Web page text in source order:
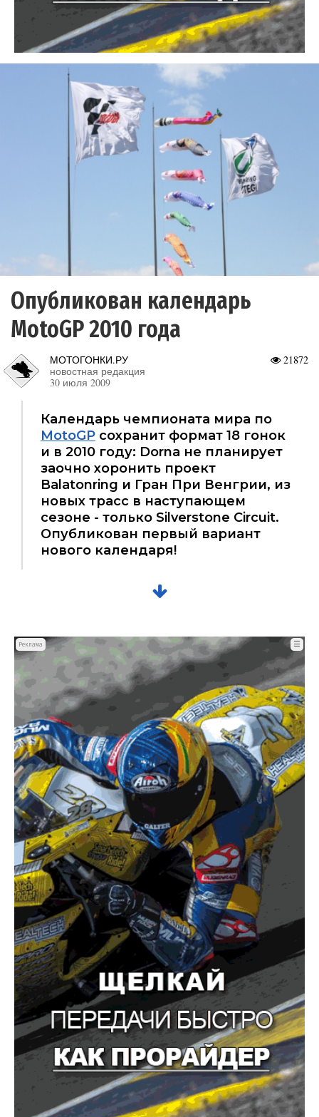
Опубликован календарь
MotoGP 2010 года
21872
МОТОГОНКИ.РУ
новостная редакция
30 июля 2009
Календарь чемпионата мира по
MotoGP сохранит формат 18 гонок
и в 2010 году: Dorna не планирует
заочно хоронить проект
Balatonring и Гран При Венгрии, из
новых трасс в наступающем
сезоне - только Silverstone Circuit.
Опубликован первый вариант
нового календаря!
Реклама ☰